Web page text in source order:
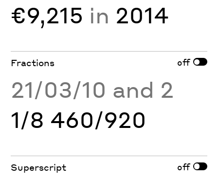
€9,215 in 2014
Fractions off
21/03/10 and 2
1/8 460/920
Superscript off